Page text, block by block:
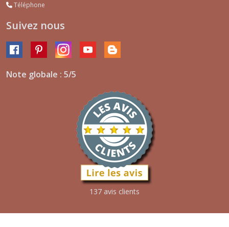
Téléphone
Suivez nous
Note globale : 5/5
137 avis clients